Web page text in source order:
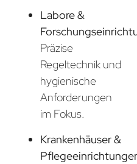
Labore &
Präzise
Regeltechnik und
hygienische
Anforderungen
im Fokus.
Krankenhäuser &